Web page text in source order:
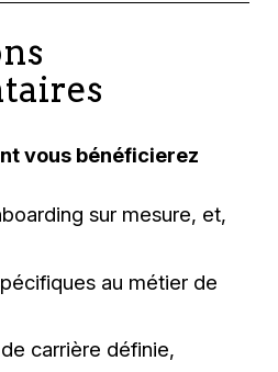
vous bénéficierez
sur mesure, et,
au métier de
carrière définie,